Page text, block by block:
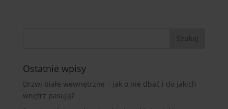
Ostatnie wpisy
Drzwi białe wewnętrzne – jak o nie dbać i do jakich
wnętrz pasują?